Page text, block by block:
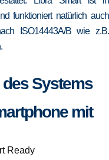
funktioniert natürlich auch
ISO14443A/B wie z.B.
Systems
mit
Ready